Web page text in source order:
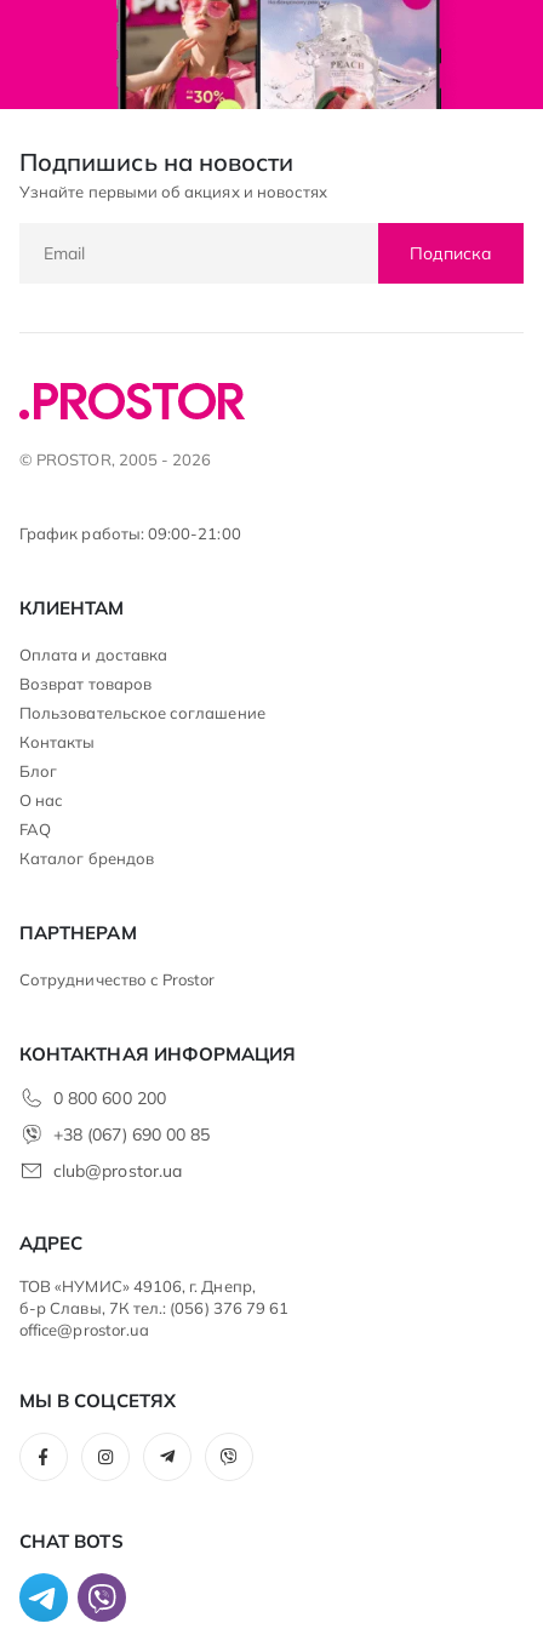
Подпишись на новости
Узнайте первыми об акциях и новостях
Подписка
© PROSTOR, 2005 - 2026
График работы: 09:00-21:00
КЛИЕНТАМ
Оплата и доставка
Возврат товаров
Пользовательское соглашение
Контакты
Блог
О нас
FAQ
Каталог брендов
ПАРТНЕРАМ
Сотрудничество с Prostor
КОНТАКТНАЯ ИНФОРМАЦИЯ
0 800 600 200
+38 (067) 690 00 85
club@prostor.ua
АДРЕС
ТОВ «НУМИС» 49106, г. Днепр,
б-р Славы, 7К тел.: (056) 376 79 61
office@prostor.ua
МЫ В СОЦСЕТЯХ
CHAT BOTS